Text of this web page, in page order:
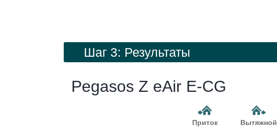
Шаг 3: Результаты
Pegasos Z eAir E-CG
Приток
Вытяжной